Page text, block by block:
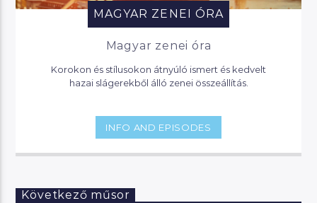
MAGYAR ZENEI ÓRA
Magyar zenei óra
Korokon és stílusokon átnyúló ismert és kedvelt
hazai slágerekből álló zenei összeállítás.
INFO AND EPISODES
Következő műsor